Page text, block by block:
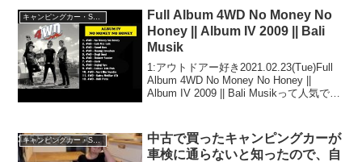
ー好き2021.05....
キャンピングカー・SUV人気車種
Full Album 4WD No Money No
Honey || Album IV 2009 || Bali
Musik
1:アウトドアー好き2021.02.23(Tue)Full
Album 4WD No Money No Honey ||
Album IV 2009 || Bali Musikって人気で話
中古で買ったキャンピングカーが
車検に通らないと知ったので、自